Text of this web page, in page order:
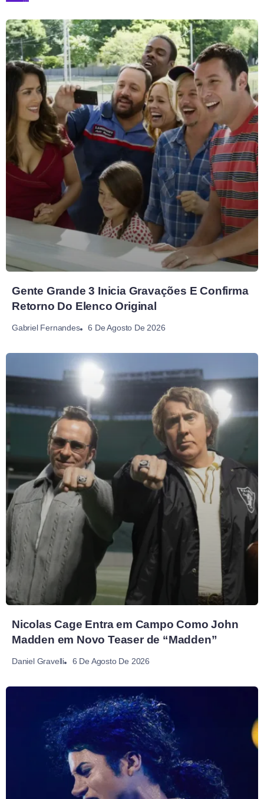
Gente Grande 3 Inicia Gravações E Confirma
Retorno Do Elenco Original
Gabriel Fernandes 6 De Agosto De 2026
Nicolas Cage Entra em Campo Como John
Madden em Novo Teaser de “Madden”
Daniel Gravelli 6 De Agosto De 2026